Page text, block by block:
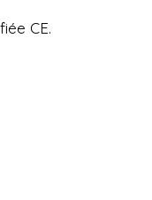
CE.